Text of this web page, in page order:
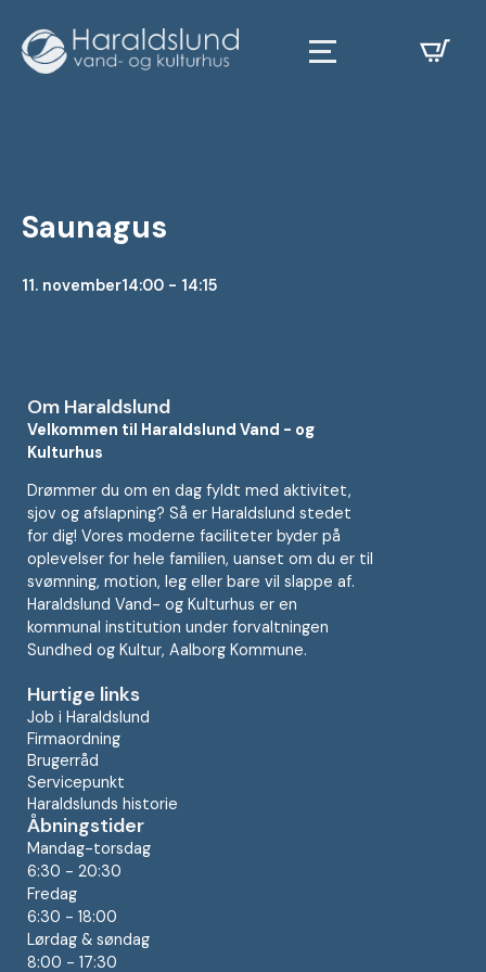
Saunagus
11. november14:00 - 14:15
Om Haraldslund
Velkommen til Haraldslund Vand - og
Kulturhus
Drømmer du om en dag fyldt med aktivitet,
sjov og afslapning? Så er Haraldslund stedet
for dig! Vores moderne faciliteter byder på
oplevelser for hele familien, uanset om du er til
svømning, motion, leg eller bare vil slappe af.
Haraldslund Vand- og Kulturhus er en
kommunal institution under forvaltningen
Sundhed og Kultur, Aalborg Kommune.
Hurtige links
Job i Haraldslund
Firmaordning
Brugerråd
Servicepunkt
Haraldslunds historie
Åbningstider
Mandag-torsdag
6:30 - 20:30
Fredag
6:30 - 18:00
Lørdag & søndag
8:00 - 17:30